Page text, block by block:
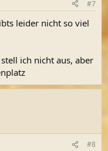
#7
leider nicht so viel
ich nicht aus, aber
#8